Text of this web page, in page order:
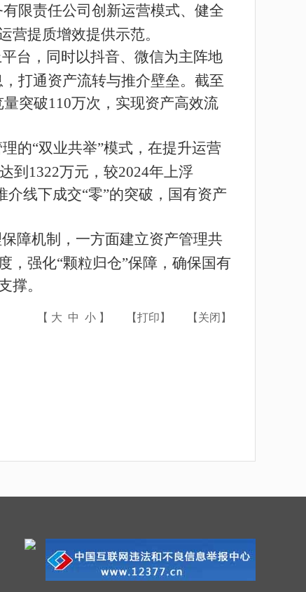
限责任公司创新运营模式、健全
提质增效提供示范。
台，同时以抖音、微信为主阵地
打通资产流转与推介壁垒。截至
突破110万次，实现资产高效流
的“双业共举”模式，在提升运营
到1322万元，较2024年上浮
线下成交“零”的突破 ， 国有资产
障机制，一方面建立资产管理共
，强化“颗粒归仓”保障，确保国有
撑。
【 大 中 小 】 【打印 】 【 关闭 】